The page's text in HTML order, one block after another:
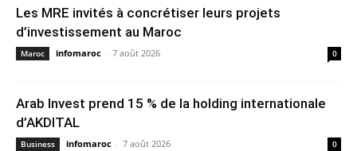
Les MRE invités à concrétiser leurs projets
d’investissement au Maroc
Maroc infomaroc - 7 août 2026 0
Arab Invest prend 15 % de la holding internationale
d’AKDITAL
Business infomaroc - 7 août 2026 0